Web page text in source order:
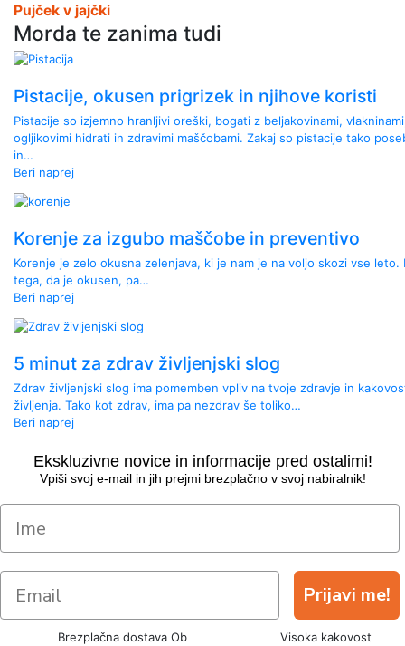
Pujček v jajčki
Morda te zanima tudi
Pistacije, okusen prigrizek in njihove koristi
Pistacije so izjemno hranljivi oreški, bogati z beljakovinami,
ogljikovimi hidrati in zdravimi maščobami. Zakaj so pistacije tako
in…
Beri naprej
Korenje za izgubo maščobe in preventivo
Korenje je zelo okusna zelenjava, ki je nam je na voljo skozi vse leto.
tega, da je okusen, pa…
Beri naprej
5 minut za zdrav življenjski slog
Zdrav življenjski slog ima pomemben vpliv na tvoje zdravje in
življenja. Tako kot zdrav, ima pa nezdrav še toliko…
Beri naprej
Ekskluzivne novice in informacije pred ostalimi!
Vpiši svoj e-mail in jih prejmi brezplačno v svoj nabiralnik!
Prijavi me!
Brezplačna dostava Ob
Visoka kakovost